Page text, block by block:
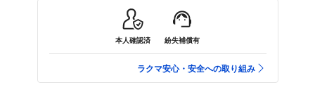
本人確認済 紛失補償有
ラクマ安心・安全への取り組み